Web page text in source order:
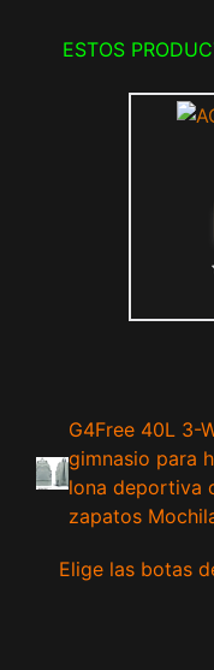
ESTOS
G4Free 40L 3-
gimnasio para
lona deportiva
zapatos
Elige las botas